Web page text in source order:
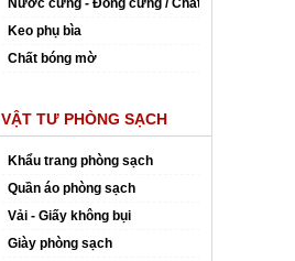
Nước cứng - Đông cứng / Chất đóng rắn
Keo phụ bìa
Chất bóng mờ
VẬT TƯ PHÒNG SẠCH
Khẩu trang phòng sạch
Quần áo phòng sạch
Vải - Giấy không bụi
Giày phòng sạch